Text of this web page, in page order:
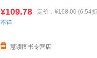
换货
¥109.78 定价： ¥168.00 (6.54
慧读图书专营店
不详